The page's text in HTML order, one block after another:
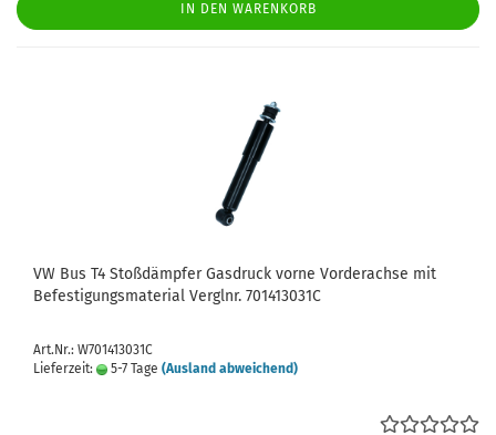
IN DEN WARENKORB
VW Bus T4 Stoßdämpfer Gasdruck vorne Vorderachse mit
Befestigungsmaterial Verglnr. 701413031C
Art.Nr.: W701413031C
Lieferzeit:
5-7 Tage (Ausland abweichend)